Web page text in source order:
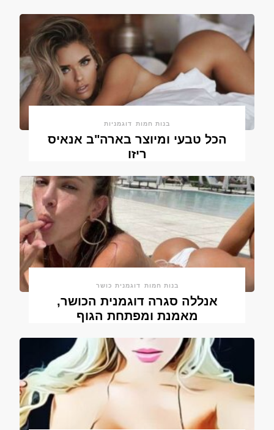
בנות חמות דוגמניות
הכל טבעי ומיוצר בארה"ב אנאיס
ריזו
בנות חמות דוגמנית כושר
אנללה סגרה דוגמנית הכושר,
מאמנת ומפתחת הגוף